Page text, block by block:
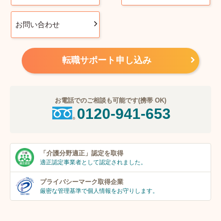
お問い合わせ
転職サポート申し込み
お電話でのご相談も可能です(携帯 OK)
0120-941-653
「介護分野適正」 認定を取得
適正認定事業者として認定されました。
プライバシーマーク取得企業
厳密な管理基準で個人情報をお守りします。